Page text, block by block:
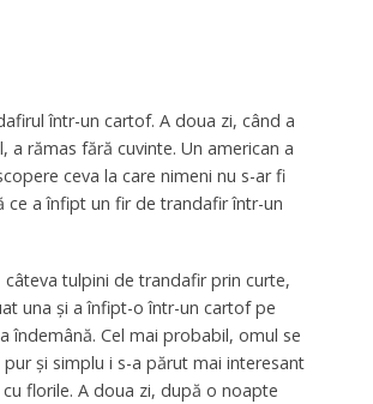
într-un cartof. A doua zi, când a
a rămas fără cuvinte. Un american a
ceva la care nimeni nu s-ar fi
ce a înfipt un fir de trandafir într-un
câteva tulpini de trandafir prin curte,
una și a înfipt-o într-un cartof pe
îndemână. Cel mai probabil, omul se
pur și simplu i s-a părut mai interesant
florile. A doua zi, după o noapte